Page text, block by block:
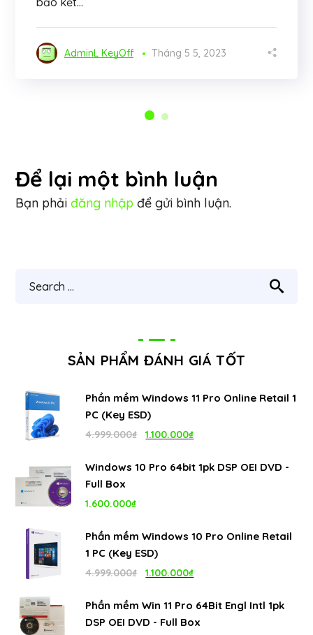
AdminL KeyOff Tháng 5 5, 2023
Để lại một bình luận
Bạn phảiđăng nhập để gửi bình luận.
SẢN PHẨM ĐÁNH GIÁ TỐT
Phần mềm Windows 11 Pro Online Retail 1
PC (Key ESD)
4.999.000₫
Giá
là:
1.100.000₫
tại
Windows 10 Pro 64bit 1pk DSP OEI DVD -
Full Box
1.600.000₫
Phần mềm Windows 10 Pro Online Retail
1 PC (Key ESD)
4.999.000₫
Giá
là:
1.100.000₫
tại
Phần mềm Win 11 Pro 64Bit Engl Intl 1pk
DSP OEI DVD - Full Box